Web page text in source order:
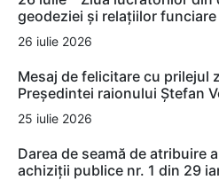
geodeziei și relațiilor funciare
26 iulie 2026
Mesaj de felicitare cu prilejul
Președintei raionului Ștefan
25 iulie 2026
Darea de seamă de atribuire
achiziții publice nr. 1 din 29